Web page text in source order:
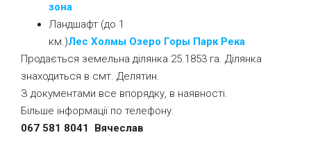
зона
Ландшафт (до 1
км.)Лес Холмы Озеро Горы Парк Река
Продається земельна ділянка 25.1853 га. Ділянка
знаходиться в смт. Делятин.
З документами все впорядку, в наявності.
Більше інформації по телефону.
067 581 8041 Вячеслав